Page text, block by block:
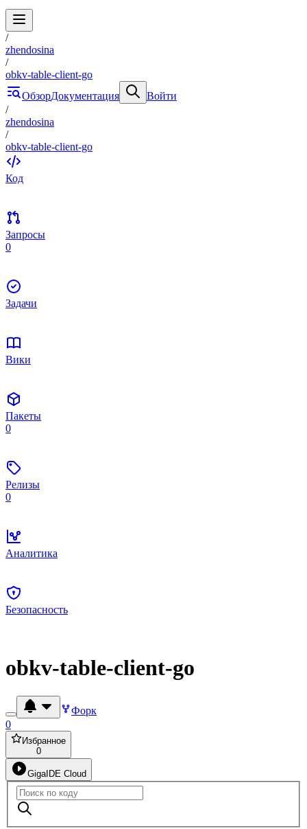
/
zhendosina
/
obkv-table-client-go
ОбзорДокументация
Войти
/
zhendosina
/
obkv-table-client-go
Код
Запросы
0
Задачи
Вики
Пакеты
0
Релизы
0
Аналитика
Безопасность
obkv-table-client-go
Форк
0
Избранное
0
GigaIDE Cloud